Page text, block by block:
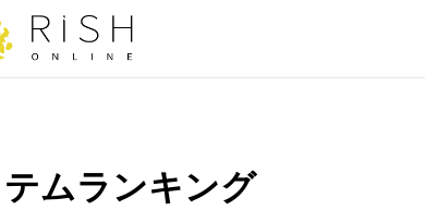
ムランキング